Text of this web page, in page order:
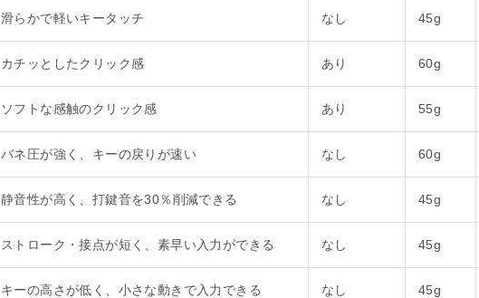
滑らかで軽いキータッチ なし 45g
カチッとしたクリック感 あり 60g
ソフトな感触のクリック感 あり 55g
バネ圧が強く、キーの戻りが速い なし 60g
静音性が高く、打鍵音を30％削減できる なし 45g
ストローク・接点が短く、素早い入力ができる なし 45g
キーの高さが低く、小さな動きで入力できる なし 45g